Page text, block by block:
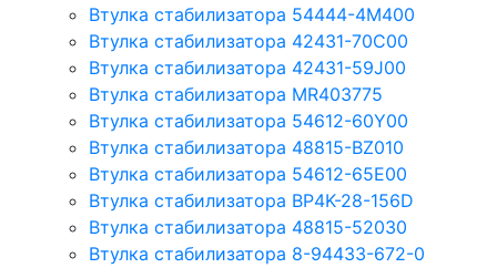
Втулка стабилизатора 54444-4M400
Втулка стабилизатора 42431-70С00
Втулка стабилизатора 42431-59J00
Втулка стабилизатора MR403775
Втулка стабилизатора 54612-60Y00
Втулка стабилизатора 48815-BZ010
Втулка стабилизатора 54612-65Е00
Втулка стабилизатора BP4K-28-156D
Втулка стабилизатора 48815-52030
Втулка стабилизатора 8-94433-672-0